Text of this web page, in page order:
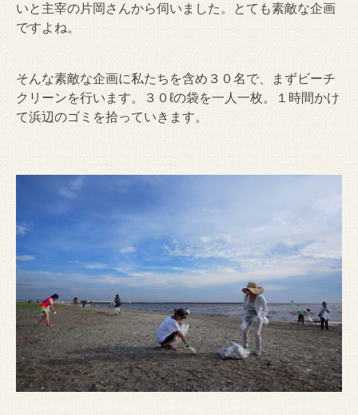
いと主宰の片岡さんから伺いました。とても素敵な企画
ですよね。
そんな素敵な企画に私たちを含め３０名で、まずビーチ
クリーンを行います。３０ℓの袋を一人一枚。１時間かけ
て浜辺のゴミを拾っていきます。